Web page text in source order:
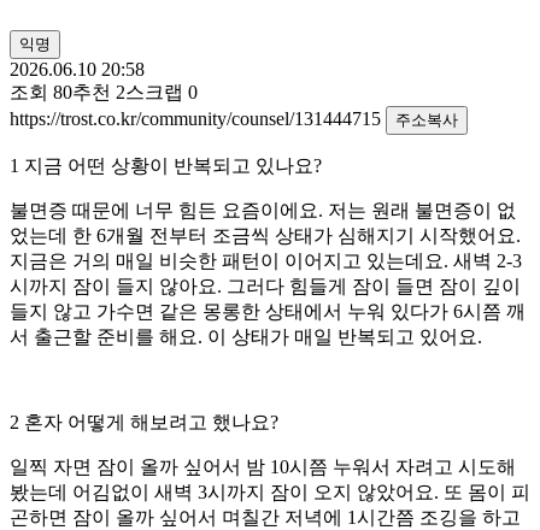
익명
2026.06.10 20:58
조회 80추천 2스크랩 0
https://trost.co.kr/community/counsel/131444715
주소복사
1 지금 어떤 상황이 반복되고 있나요?
불면증 때문에 너무 힘든 요즘이에요. 저는 원래 불면증이 없
었는데 한 6개월 전부터 조금씩 상태가 심해지기 시작했어요.
지금은 거의 매일 비슷한 패턴이 이어지고 있는데요. 새벽 2-3
시까지 잠이 들지 않아요. 그러다 힘들게 잠이 들면 잠이 깊이
들지 않고 가수면 같은 몽롱한 상태에서 누워 있다가 6시쯤 깨
서 출근할 준비를 해요. 이 상태가 매일 반복되고 있어요.
2 혼자 어떻게 해보려고 했나요?
일찍 자면 잠이 올까 싶어서 밤 10시쯤 누워서 자려고 시도해
봤는데 어김없이 새벽 3시까지 잠이 오지 않았어요. 또 몸이 피
곤하면 잠이 올까 싶어서 며칠간 저녁에 1시간쯤 조깅을 하고